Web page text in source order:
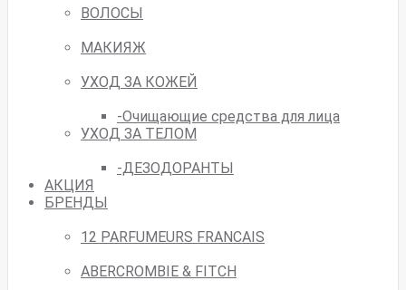
ВОЛОСЫ
МАКИЯЖ
УХОД ЗА КОЖЕЙ
-Очищающие средства для лица
УХОД ЗА ТЕЛОМ
-ДЕЗОДОРАНТЫ
АКЦИЯ
БРЕНДЫ
12 PARFUMEURS FRANCAIS
ABERCROMBIE & FITCH